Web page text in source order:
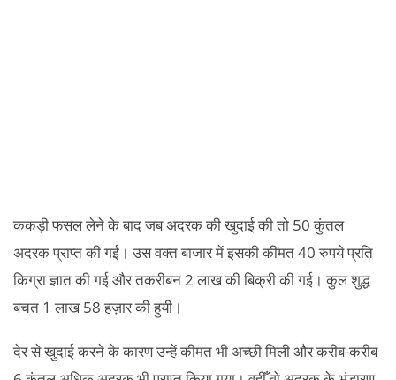
ककड़ी फसल लेने के बाद जब अदरक की खुदाई की तो 50 कुंतल
अदरक प्राप्त की गई। उस वक्त बाजार में इसकी कीमत 40 रुपये प्रति
किग्रा ज्ञात की गई और तकरीबन 2 लाख की बिक्री की गई। कुल शुद्ध
बचत 1 लाख 58 हज़ार की हुयी।
देर से खुदाई करने के कारण उन्हें कीमत भी अच्छी मिली और करीब-करीब